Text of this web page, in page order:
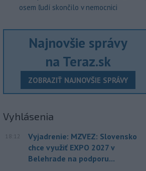
osem ľudí skončilo v nemocnici
Najnovšie správy
na Teraz.sk
ZOBRAZIŤ NAJNOVŠIE SPRÁVY
Vyhlásenia
18:12
Vyjadrenie: MZVEZ: Slovensko
chce využiť EXPO 2027 v
Belehrade na podporu...